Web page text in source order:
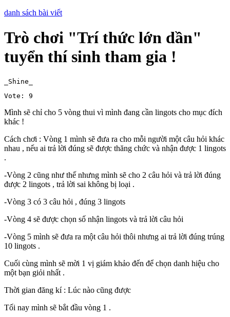
danh sách bài viết
Trò chơi "Trí thức lớn dần"
tuyển thí sinh tham gia !
_Shine_
Vote: 9
Mình sẽ chỉ cho 5 vòng thui vì mình đang cần lingots cho mục đích
khác !
Cách chơi : Vòng 1 mình sẽ đưa ra cho mỗi người một câu hỏi khác
nhau , nếu ai trả lời đúng sẽ được thăng chức và nhận được 1 lingots
.
-Vòng 2 cũng như thế nhưng mình sẽ cho 2 câu hỏi và trả lời đúng
được 2 lingots , trả lời sai không bị loại .
-Vòng 3 có 3 câu hỏi , đúng 3 lingots
-Vòng 4 sẽ được chọn số nhận lingots và trả lời câu hỏi
-Vòng 5 mình sẽ đưa ra một câu hỏi thôi nhưng ai trả lời đúng trúng
10 lingots .
Cuối cùng mình sẽ mời 1 vị giám khảo đến để chọn danh hiệu cho
một bạn giỏi nhất .
Thời gian đăng kí : Lúc nào cũng được
Tối nay mình sẽ bắt đầu vòng 1 .